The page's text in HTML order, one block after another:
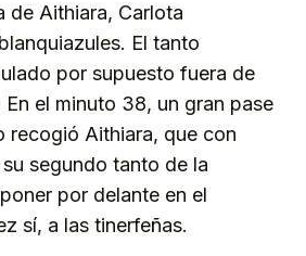
de Aithiara, Carlota
El tanto
por supuesto fuera de
el minuto 38, un gran pase
recogió Aithiara, que con
segundo tanto de la
por delante en el
sí, a las tinerfeñas.